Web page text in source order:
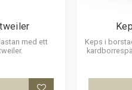
med ett
Keps i